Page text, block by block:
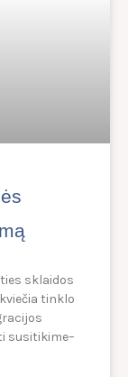
sklaidos
tinklo
susitikime–